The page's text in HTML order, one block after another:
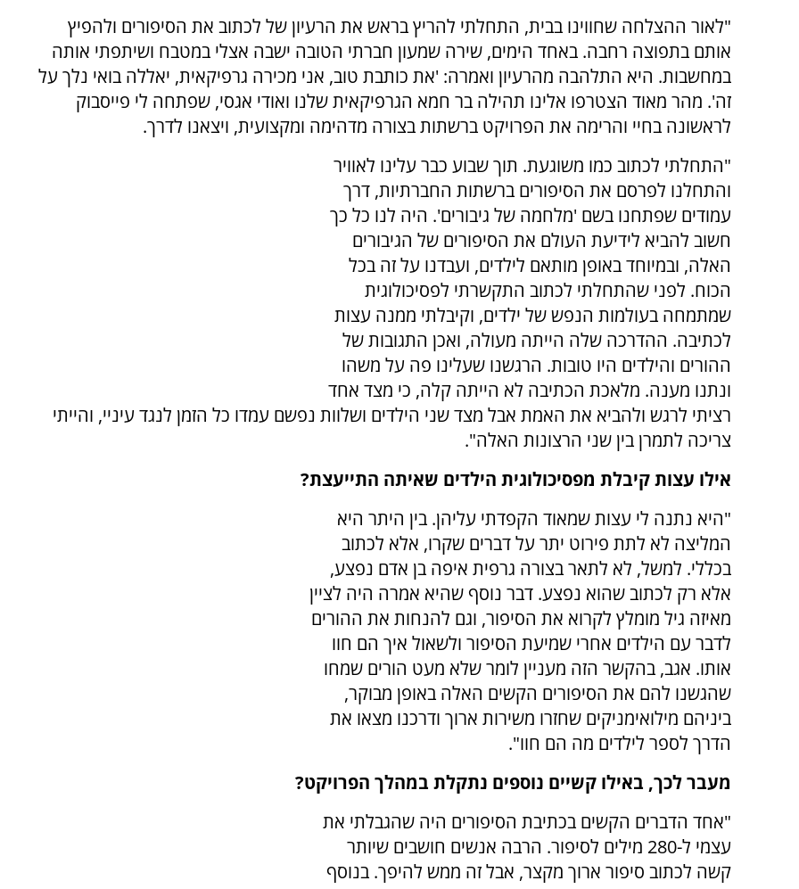
"לאור ההצלחה שחווינו בבית, התחלתי להריץ בראש את הרעיון של לכתוב את הסיפורים ולהפיץ
אותם בתפוצה רחבה. באחד הימים, שירה שמעון חברתי הטובה ישבה אצלי במטבח ושיתפתי אותה
במחשבות. היא התלהבה מהרעיון ואמרה: 'את כותבת טוב, אני מכירה גרפיקאית, יאללה בואי נלך על
זה'. מהר מאוד הצטרפו אלינו תהילה בר חמא הגרפיקאית שלנו ואודי אגסי, שפתחה לי פייסבוק
לראשונה בחיי והרימה את הפרויקט ברשתות בצורה מדהימה ומקצועית, ויצאנו לדרך.
"התחלתי לכתוב כמו משוגעת. תוך שבוע כבר עלינו לאוויר
והתחלנו לפרסם את הסיפורים ברשתות החברתיות, דרך
עמודים שפתחנו בשם 'מלחמה של גיבורים'. היה לנו כל כך
חשוב להביא לידיעת העולם את הסיפורים של הגיבורים
האלה, ובמיוחד באופן מותאם לילדים, ועבדנו על זה בכל
הכוח. לפני שהתחלתי לכתוב התקשרתי לפסיכולוגית
שמתמחה בעולמות הנפש של ילדים, וקיבלתי ממנה עצות
לכתיבה. ההדרכה שלה הייתה מעולה, ואכן התגובות של
ההורים והילדים היו טובות. הרגשנו שעלינו פה על משהו
ונתנו מענה. מלאכת הכתיבה לא הייתה קלה, כי מצד אחד
רציתי לרגש ולהביא את האמת אבל מצד שני הילדים ושלוות נפשם עמדו כל הזמן לנגד עיניי, והייתי
צריכה לתמרן בין שני הרצונות האלה".
אילו עצות קיבלת מפסיכולוגית הילדים שאיתה התייעצת?
"היא נתנה לי עצות שמאוד הקפדתי עליהן. בין היתר היא
המליצה לא לתת פירוט יתר על דברים שקרו, אלא לכתוב
בכללי. למשל, לא לתאר בצורה גרפית איפה בן אדם נפצע,
אלא רק לכתוב שהוא נפצע. דבר נוסף שהיא אמרה היה לציין
מאיזה גיל מומלץ לקרוא את הסיפור, וגם להנחות את ההורים
לדבר עם הילדים אחרי שמיעת הסיפור ולשאול איך הם חוו
אותו. אגב, בהקשר הזה מעניין לומר שלא מעט הורים שמחו
שהגשנו להם את הסיפורים הקשים האלה באופן מבוקר,
ביניהם מילואימניקים שחזרו משירות ארוך ודרכנו מצאו את
הדרך לספר לילדים מה הם חוו".
מעבר לכך, באילו קשיים נוספים נתקלת במהלך הפרויקט?
"אחד הדברים הקשים בכתיבת הסיפורים היה שהגבלתי את
עצמי ל-280 מילים לסיפור. הרבה אנשים חושבים שיותר
קשה לכתוב סיפור ארוך מקצר, אבל זה ממש להיפך. בנוסף